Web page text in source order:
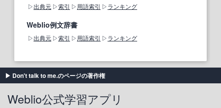
出典元 索引 用語索引 ランキング
Weblio例文辞書
出典元 索引 用語索引 ランキング
Don't talk to me.のページの著作権
Weblio公式学習アプリ